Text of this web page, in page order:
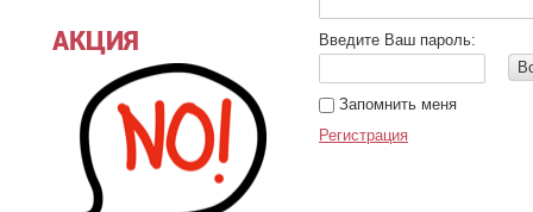
Введите Ваш пароль:
Запомнить меня
Регистрация
АКЦИЯ